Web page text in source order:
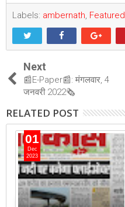
Labels: ambernath, Featured
Next
📰E-Paper📰: मंगलवार, 4
जनवरी 2022🗞
RELATED POST
01
Dec
2023